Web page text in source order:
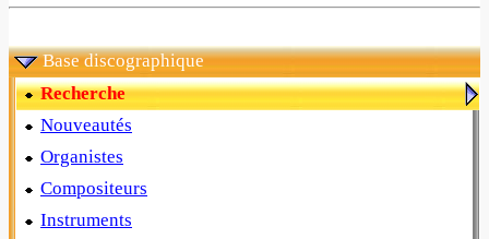
Base discographique
Recherche
Nouveautés
Organistes
Compositeurs
Instruments